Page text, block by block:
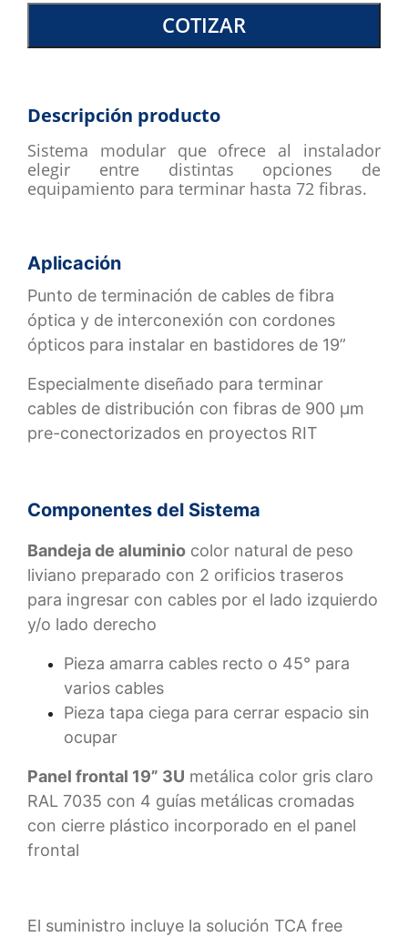
COTIZAR
Descripción producto
Sistema modular que ofrece al instalador
elegir entre distintas opciones de
equipamiento para terminar hasta 72 fibras.
Aplicación
Punto de terminación de cables de fibra
óptica y de interconexión con cordones
ópticos para instalar en bastidores de 19”
Especialmente diseñado para terminar
cables de distribución con fibras de 900 µm
pre-conectorizados en proyectos RIT
Componentes del Sistema
Bandeja de aluminio color natural de peso
liviano preparado con 2 orificios traseros
para ingresar con cables por el lado izquierdo
y/o lado derecho
Pieza amarra cables recto o 45° para
varios cables
Pieza tapa ciega para cerrar espacio sin
ocupar
Panel frontal 19” 3U metálica color gris claro
RAL 7035 con 4 guías metálicas cromadas
con cierre plástico incorporado en el panel
frontal
El suministro incluye la solución TCA free